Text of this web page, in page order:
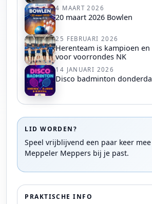
4 MAART 2026
20 maart 2026 Bowlen
25 FEBRUARI 2026
Herenteam is kampioen
voor voorrondes NK
14 JANUARI 2026
Disco badminton
LID WORDEN?
Speel vrijblijvend een paar keer
Meppeler Meppers bij je past.
PRAKTISCHE INFO